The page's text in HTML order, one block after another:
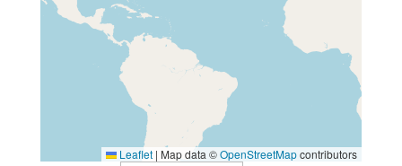
Leaflet | Map data ©OpenStreetMapcontributors